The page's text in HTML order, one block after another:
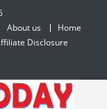
About us
Home
Disclosure